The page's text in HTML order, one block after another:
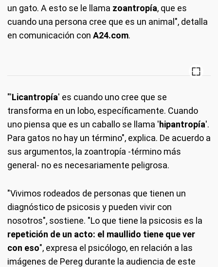
un gato. A esto se le llama zoantropía, que es
cuando una persona cree que es un animal", detalla
en comunicación con A24.com.
"'Licantropía' es cuando uno cree que se
transforma en un lobo, específicamente. Cuando
uno piensa que es un caballo se llama 'hipantropía'.
Para gatos no hay un término", explica. De acuerdo a
sus argumentos, la zoantropía -término más
general- no es necesariamente peligrosa.
"Vivimos rodeados de personas que tienen un
diagnóstico de psicosis y pueden vivir con
nosotros", sostiene. "Lo que tiene la psicosis es la
repetición de un acto: el maullido tiene que ver
con eso", expresa el psicólogo, en relación a las
imágenes de Pereg durante la audiencia de este